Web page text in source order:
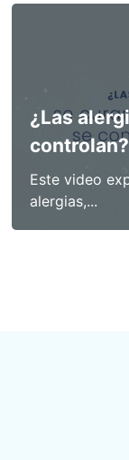
¿Las
controlan?
Este video
alergias,...